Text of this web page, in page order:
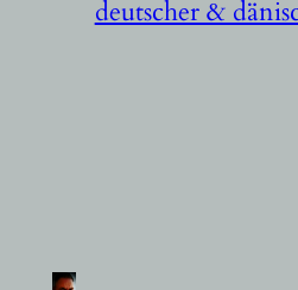
deutscher &